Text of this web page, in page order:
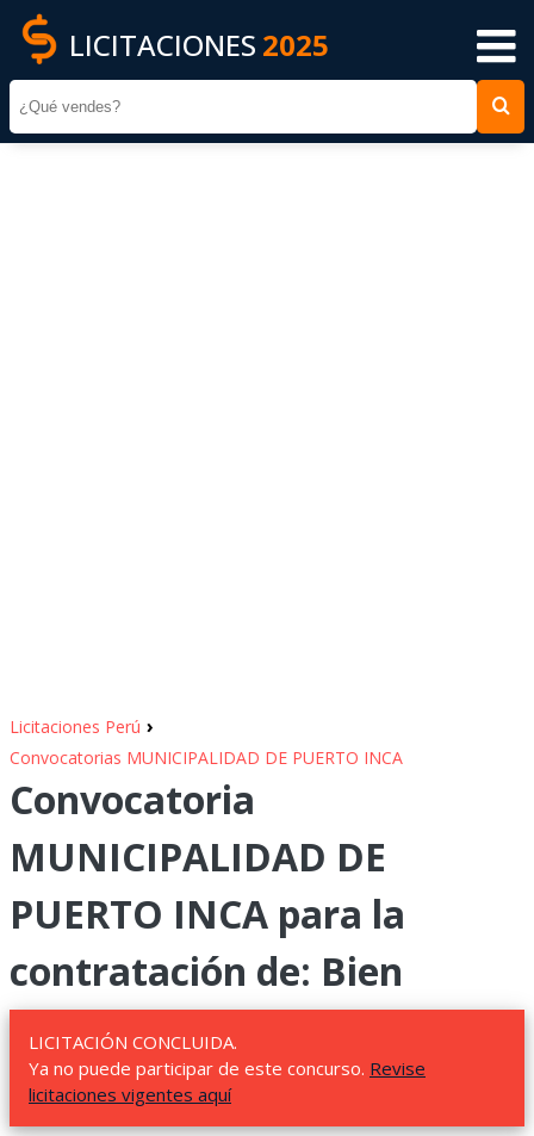
LICITACIONES 2025
Licitaciones Perú ›
Convocatorias MUNICIPALIDAD DE PUERTO INCA
Convocatoria
MUNICIPALIDAD DE
PUERTO INCA para la
contratación de: Bien
LICITACIÓN CONCLUIDA.
Ya no puede participar de este concurso. Revise
licitaciones vigentes aquí